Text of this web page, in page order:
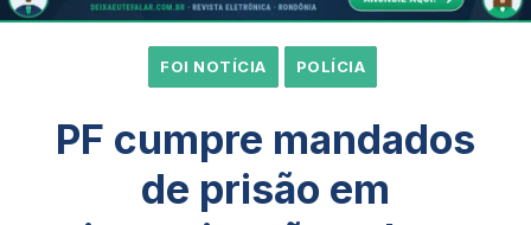
FOI NOTÍCIA POLÍCIA
PF cumpre mandados
de prisão em